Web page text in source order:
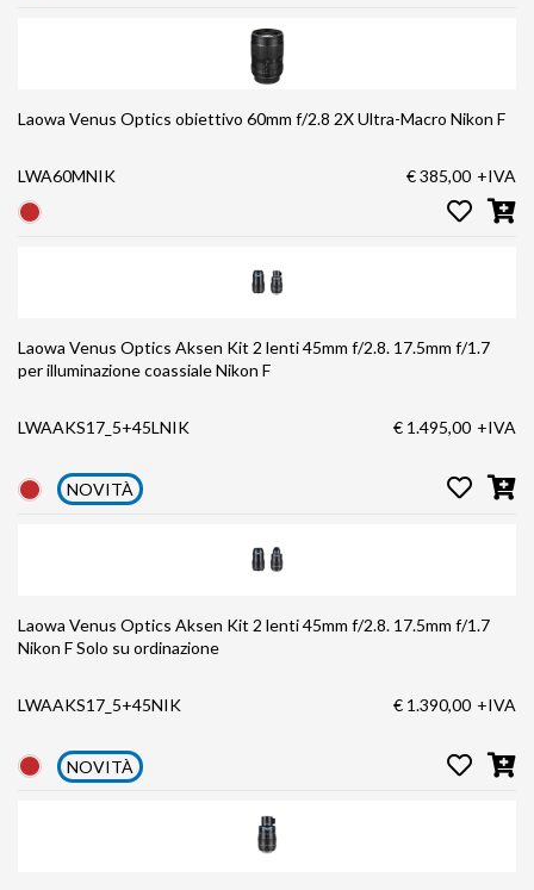
Laowa Venus Optics obiettivo 60mm f/2.8 2X Ultra-Macro Nikon F
LWA60MNIK € 385,00 +IVA
Laowa Venus Optics Aksen Kit 2 lenti 45mm f/2.8. 17.5mm f/1.7
per illuminazione coassiale Nikon F
LWAAKS17_5+45LNIK € 1.495,00 +IVA
NOVITÀ
Laowa Venus Optics Aksen Kit 2 lenti 45mm f/2.8. 17.5mm f/1.7
Nikon F Solo su ordinazione
LWAAKS17_5+45NIK € 1.390,00 +IVA
NOVITÀ